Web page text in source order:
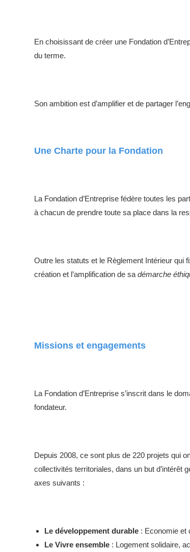
En choisissant de créer une Fondation
du terme.
Son ambition est d’amplifier et de partager
Une Charte pour la Fondation
La Fondation d’Entreprise fédère toutes les
à chacun de prendre toute sa place dans la
Outre les statuts et le Règlement Intérieur qui
création et l’amplification de sadémarche
Missions et engagements
La Fondation d’Entreprise s’inscrit dans le
fondateur.
Depuis 2008, ce sont plus de 220 projets qui
collectivités territoriales, dans un but d’intérêt
axes suivants :
Le développement durable : Economie et
Le Vivre ensemble : Logement solidaire,